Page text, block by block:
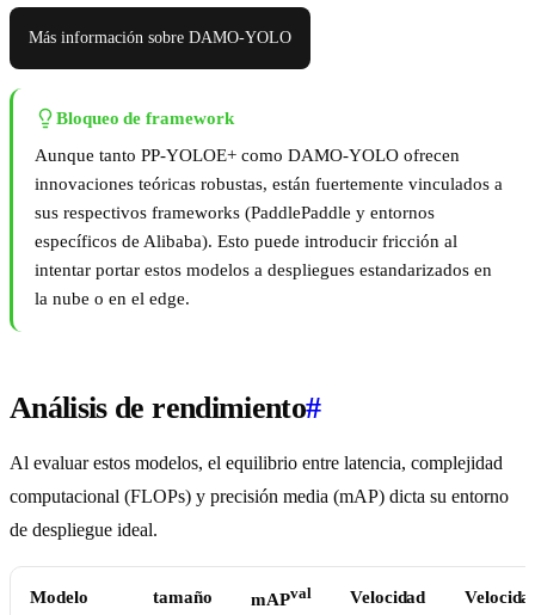
Más información sobre DAMO-YOLO
Bloqueo de framework
Aunque tanto PP-YOLOE+ como DAMO-YOLO ofrecen
innovaciones teóricas robustas, están fuertemente vinculados a
sus respectivos frameworks (PaddlePaddle y entornos
específicos de Alibaba). Esto puede introducir fricción al
intentar portar estos modelos a despliegues estandarizados en
la nube o en el edge.
Análisis de rendimiento#
Al evaluar estos modelos, el equilibrio entre latencia, complejidad
computacional (FLOPs) y precisión media (mAP) dicta su entorno
de despliegue ideal.
Modelo tamaño mAPval
Velocidad